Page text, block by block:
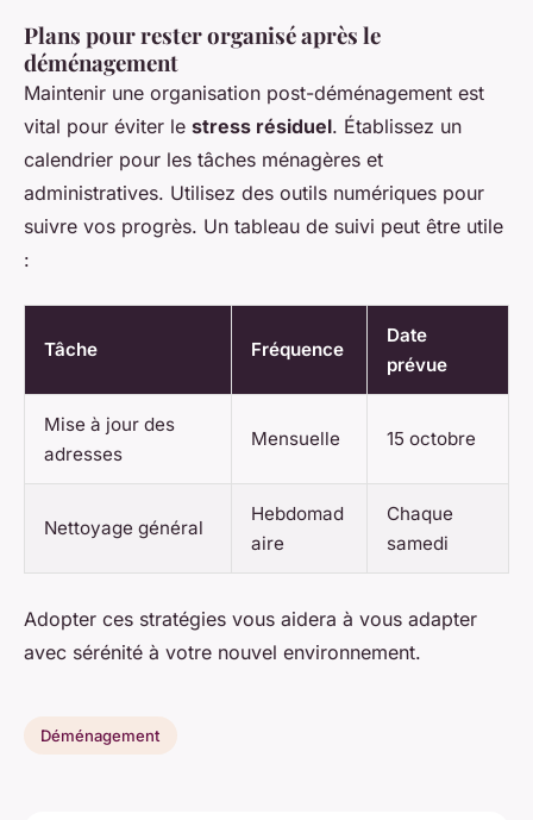
Plans pour rester organisé après le
déménagement
Maintenir une organisation post-déménagement est
vital pour éviter le stress résiduel. Établissez un
calendrier pour les tâches ménagères et
administratives. Utilisez des outils numériques pour
suivre vos progrès. Un tableau de suivi peut être utile
:
Tâche Fréquence
Date
prévue
Mise à jour des
adresses
Mensuelle 15 octobre
Nettoyage général
Hebdomad
aire
Chaque
samedi
Adopter ces stratégies vous aidera à vous adapter
avec sérénité à votre nouvel environnement.
Déménagement